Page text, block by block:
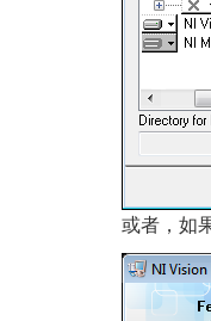
或者，如